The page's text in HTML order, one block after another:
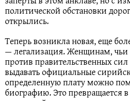
политической обстановки
открылись.
Теперь возникла новая, еще
— легализация. Женщинам,
против правительственных
выдавать официальные
определенную плату можно
биографию. Это превращается